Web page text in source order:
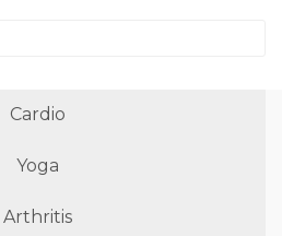
Cardio
Yoga
Arthritis